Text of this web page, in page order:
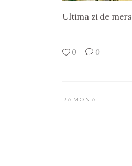
Ultima zi de mers
0 0
RAMONA